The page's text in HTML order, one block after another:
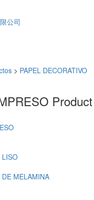
公司
> PAPEL DECORATIVO
Product
LISO
MELAMINA